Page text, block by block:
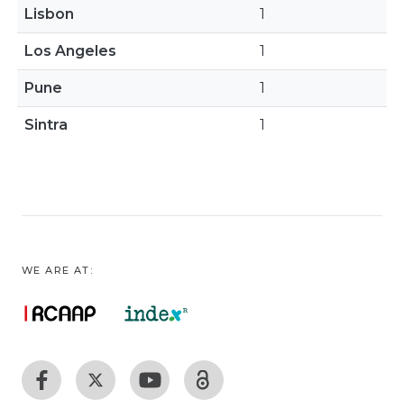
Lisbon 1
Los Angeles 1
Pune 1
Sintra 1
WE ARE AT: